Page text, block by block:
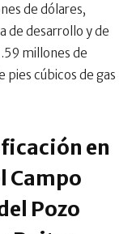
de dólares,
de desarrollo y de
millones de
pies cúbicos de gas
en
Campo
Pozo